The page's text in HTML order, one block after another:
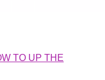
TO UP THE